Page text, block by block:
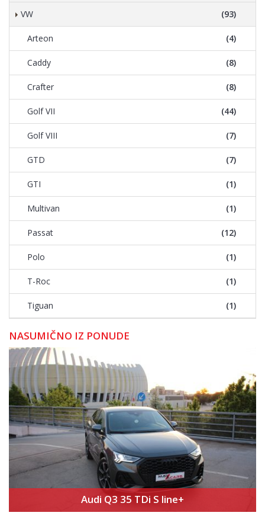
VW (93)
Arteon (4)
Caddy (8)
Crafter (8)
Golf VII (44)
Golf VIII (7)
GTD (7)
GTI (1)
Multivan (1)
Passat (12)
Polo (1)
T-Roc (1)
Tiguan (1)
NASUMIČNO IZ PONUDE
Audi Q3 35 TDi S line+